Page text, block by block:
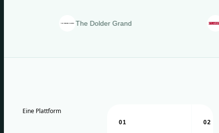
The Dolder Grand Clarins
Eine Plattform
01 02